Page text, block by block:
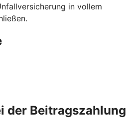
in vollem
der Beitragszahlung